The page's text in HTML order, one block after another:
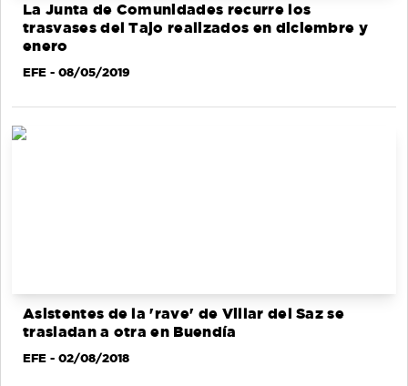
La Junta de Comunidades recurre los
trasvases del Tajo realizados en diciembre y
enero
EFE - 08/05/2019
Asistentes de la 'rave' de Villar del Saz se
trasladan a otra en Buendía
EFE - 02/08/2018